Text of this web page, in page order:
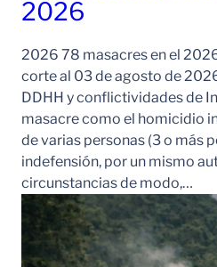
2026
2026 78 masacres en el
corte al 03 de agosto de
DDHH y conflictividades de
masacre como el homicidio
de varias personas (3 o más
indefensión, por un mismo
circunstancias de modo,…